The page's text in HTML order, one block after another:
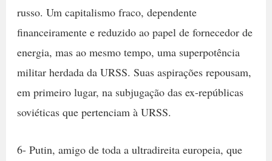
russo. Um capitalismo fraco, dependente
financeiramente e reduzido ao papel de fornecedor de
energia, mas ao mesmo tempo, uma superpotência
militar herdada da URSS. Suas aspirações repousam,
em primeiro lugar, na subjugação das ex-repúblicas
soviéticas que pertenciam à URSS.
6- Putin, amigo de toda a ultradireita europeia, que